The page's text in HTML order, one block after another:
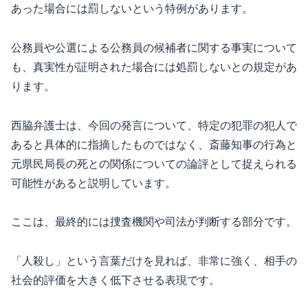
あった場合には罰しないという特例があります。
公務員や公選による公務員の候補者に関する事実について
も、真実性が証明された場合には処罰しないとの規定があ
ります。
西脇弁護士は、今回の発言について、特定の犯罪の犯人で
あると具体的に指摘したものではなく、斎藤知事の行為と
元県民局長の死との関係についての論評として捉えられる
可能性があると説明しています。
ここは、最終的には捜査機関や司法が判断する部分です。
「人殺し」という言葉だけを見れば、非常に強く、相手の
社会的評価を大きく低下させる表現です。